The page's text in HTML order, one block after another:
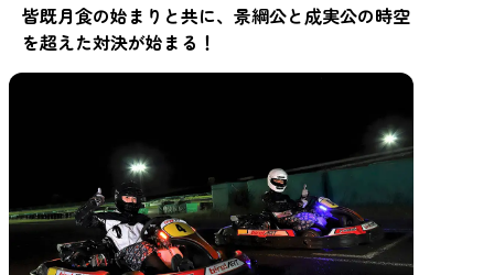
皆既月食の始まりと共に、景綱公と成実公の時空
を超えた対決が始まる！